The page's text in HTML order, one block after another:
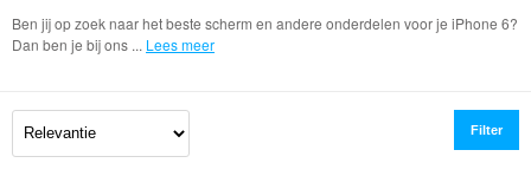
Ben jij op zoek naar het beste scherm en andere onderdelen voor je iPhone 6?
Dan ben je bij ons ... Lees meer
Filter